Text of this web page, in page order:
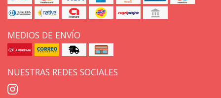
MEDIOS DE ENVÍO
NUESTRAS REDES SOCIALES